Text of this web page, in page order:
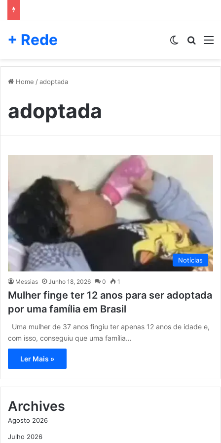
+ Rede Switch skin
Home /adoptada
adoptada
Notícias
Messias Junho 18, 2026 0 1
Mulher finge ter 12 anos para ser adoptada
por uma família em Brasil
Uma mulher de 37 anos fingiu ter apenas 12 anos de idade e,
com isso, conseguiu que uma família…
Ler Mais »
Archives
Agosto 2026
Julho 2026